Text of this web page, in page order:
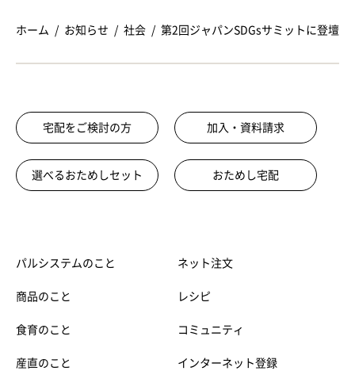
ホーム お知らせ 社会 第2回ジャパンSDGsサミットに登壇
宅配をご検討の方 加入・資料請求
選べるおためしセット おためし宅配
パルシステムのこと
商品のこと
食育のこと
産直のこと
ネット注文
レシピ
コミュニティ
インターネット登録